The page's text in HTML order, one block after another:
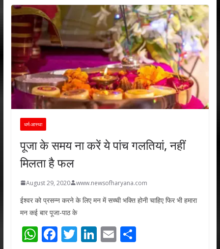
धर्म-आस्था
पूजा के समय ना करें ये पांच गलतियां, नहीं
मिलता है फल
August 29, 2020 www.newsofharyana.com
ईश्वर को प्रसन्न करने के लिए मन में सच्ची भक्ति होनी चाहिए फिर भी हमारा
मन कई बार पूजा-पाठ के
W F T Li E S